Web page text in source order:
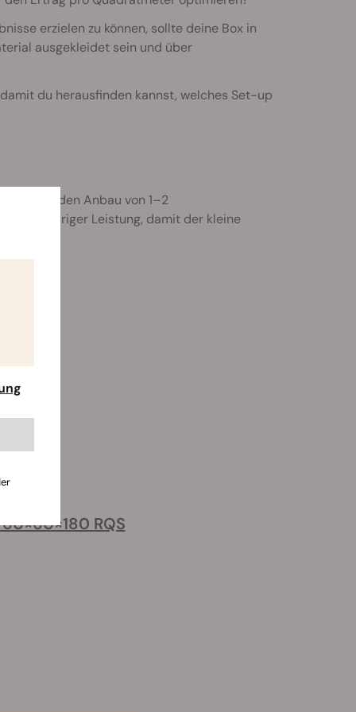
erzielen zu können, sollte deine Box in
ausgekleidet sein und über
du herausfinden kannst, welches Set-up
sich für den Anbau von 1–2
mit niedriger Leistung, damit der kleine
RQS